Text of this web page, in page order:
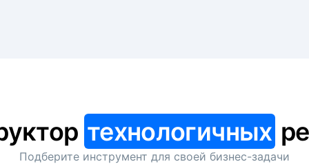
технологичных
Подберите инструмент для своей бизнес-задачи